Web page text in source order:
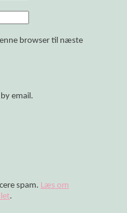
browser til næste
email.
spam. Læs om
.